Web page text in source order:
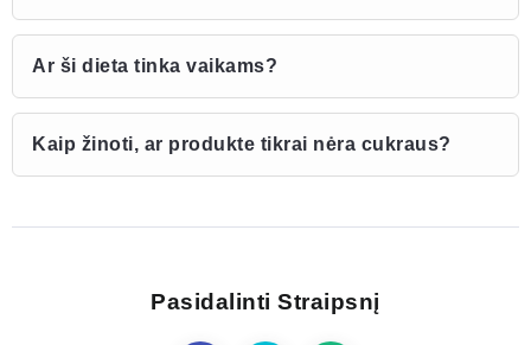
Ar ši dieta tinka vaikams?
Kaip žinoti, ar produkte tikrai nėra cukraus?
Pasidalinti Straipsnį